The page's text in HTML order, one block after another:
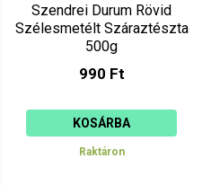
Szendrei Durum Rövid
Szélesmetélt Száraztészta
500g
990 Ft
KOSÁRBA
Raktáron